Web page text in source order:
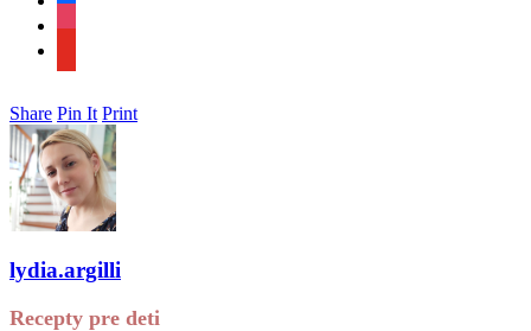
Share Pin It Print
lydia.argilli
Recepty pre deti